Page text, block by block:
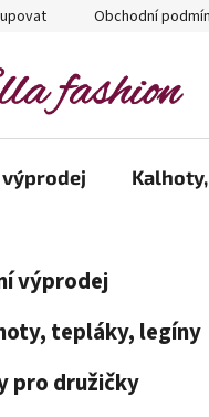
Obchodní
výprodej
tepláky, legíny
pro družičky